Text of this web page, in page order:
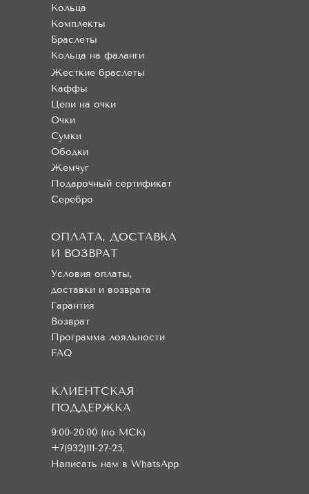
Кольца
Комплекты
Браслеты
Кольца на фаланги
Условия оплаты,
доставки и возврата
Гарантия
Возврат
Программа лояльности
FAQ
ОПЛАТА, ДОСТАВКА
И ВОЗВРАТ
КЛИЕНТСКАЯ
ПОДДЕРЖКА
Жесткие браслеты
Каффы
Цепи на очки
Очки
Сумки
Ободки
Жемчуг
Подарочный сертификат
Серебро
9:00-20:00 (по МСК)
+7(932)111-27-25,
Написать нам в WhatsApp